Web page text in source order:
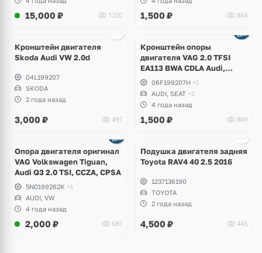
15,000 ₽ 1220 1,500 ₽ 854
Кронштейн двигателя
Skoda Audi VW 2.0d
04L199207
SKODA
2 года назад
3,000 ₽ 497
Кронштейн опоры
двигателя VAG 2.0 TFSI
EA113 BWA CDLA Audi,
Volkswagen, Skosa, Seat
06F199207H +1
AUDI, SEAT +2
4 года назад
1,500 ₽ 849
Опора двигателя оригинал
VAG Volkswagen Tiguan,
Audi Q3 2.0 TSI, CCZA, CPSA
5N0199262K +1
AUDI, VW
4 года назад
2,000 ₽ 687
Подушка двигателя задняя
Toyota RAV4 40 2.5 2016
1237136190
TOYOTA
2 года назад
4,500 ₽ 445